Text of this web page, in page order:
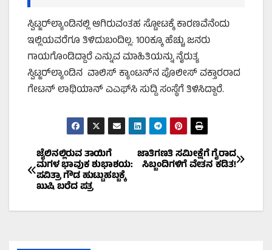
ಸ್ವಿಟ್ಜರ್‌ಲ್ಯಾಂಡಿನಲ್ಲಿ ಆಗಿರುವಂತಹ ಸ್ಟೋಟಕ್ಕೆ ಕಾರಣವೆನೆಂದು
ಇಲ್ಲಿಯವರೆಗೂ ತಿಳಿದುಬಂದಿಲ್ಲ. 100ಕ್ಕೂ ಹೆಚ್ಚು ಜನರು
ಗಾಯಗೊಂಡಿದ್ದಾರೆ ಎನ್ನುವ ಮಾಹಿತಿಯನ್ನು ನೈರುತ್ಯ
ಸ್ವಿಟ್ಜರ್‌ಲ್ಯಾಂಡಿನ ವಾಲಿಸ್‌ ಕ್ಯಾಂಟನ್‌ನ ಪೊಲೀಸ್‌ ವಕ್ತಾರರಾದ
ಗೇಟನ್‌ ಲಾಥಿಯಾನ್‌ ಎಎಫ್‌ಸಿ ಸುದ್ದಿ ಸಂಸ್ಥೆಗೆ ತಿಳಿಸಿದ್ದಾರೆ.
Post
navigation
ಜಾತಿಗಣತಿ ಸಮೀಕ್ಷೆಗೆ ಗೈರಾದ
ಸಿಬ್ಬಂದಿಗಳಿಗೆ ವೇತನ ಕಡಿತ!
ಜೈಲಿನಲ್ಲಿರುವ ತಾಯಿಗೆ
ಮಗಳ ಭಾವುಕ ಶುಭಾಶಯ:
ಪವಿತ್ರಾ ಗೌಡ ಹುಟ್ಟುಹಬ್ಬಕ್ಕೆ
ಖುಷಿ ಬರೆದ ಪತ್ರ